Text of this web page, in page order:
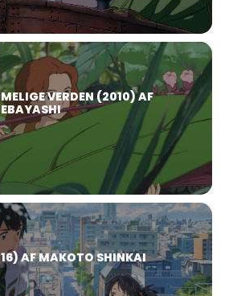
VERDEN (2010) AF
AF MAKOTO SHINKAI